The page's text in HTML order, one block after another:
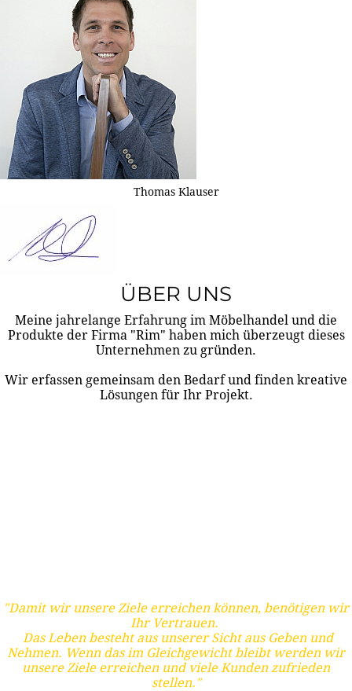
Thomas Klauser
ÜBER UNS
Meine jahrelange Erfahrung im Möbelhandel und die
Produkte der Firma "Rim" haben mich überzeugt dieses
Unternehmen zu gründen.
Wir erfassen gemeinsam den Bedarf und finden kreative
Lösungen für Ihr Projekt.
"Damit wir unsere Ziele erreichen können, benötigen wir
Ihr Vertrauen.
Das Leben besteht aus unserer Sicht aus Geben und
Nehmen. Wenn das im Gleichgewicht bleibt werden wir
unsere Ziele erreichen und viele Kunden zufrieden
stellen."